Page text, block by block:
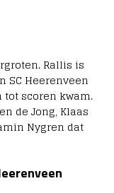
Rallis is
SC Heerenveen
scoren kwam.
de Jong, Klaas
Nygren dat